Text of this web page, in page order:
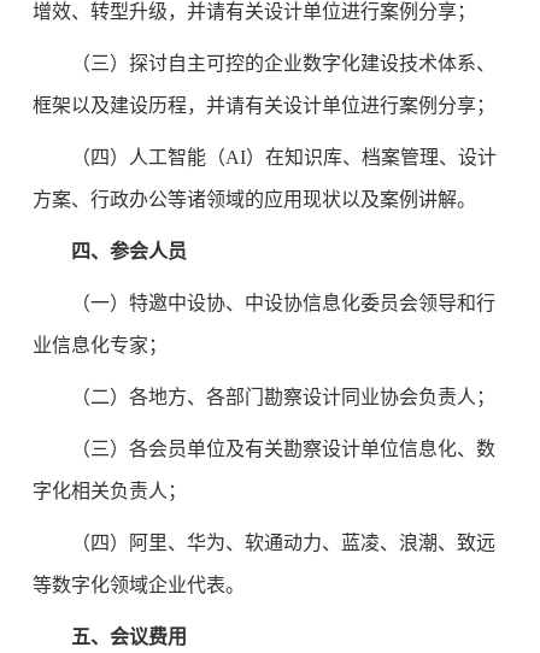
增效、转型升级，并请有关设计单位进行案例分享；
（三）探讨自主可控的企业数字化建设技术体系、
框架以及建设历程，并请有关设计单位进行案例分享；
（四）人工智能（AI）在知识库、档案管理、设计
方案、行政办公等诸领域的应用现状以及案例讲解。
四、参会人员
（一）特邀中设协、中设协信息化委员会领导和行
业信息化专家；
（二）各地方、各部门勘察设计同业协会负责人；
（三）各会员单位及有关勘察设计单位信息化、数
字化相关负责人；
（四）阿里、华为、软通动力、蓝凌、浪潮、致远
等数字化领域企业代表。
五、会议费用